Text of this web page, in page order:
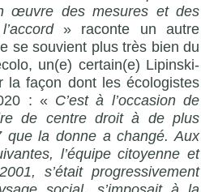
œuvre des mesures et des
» raconte un autre
se souvient plus très bien du
un(e) certain(e) Lipinski-
la façon dont les écologistes
: « C’est à l’occasion de
de centre droit à de plus
que la donne a changé. Aux
l’équipe citoyenne et
s’était progressivement